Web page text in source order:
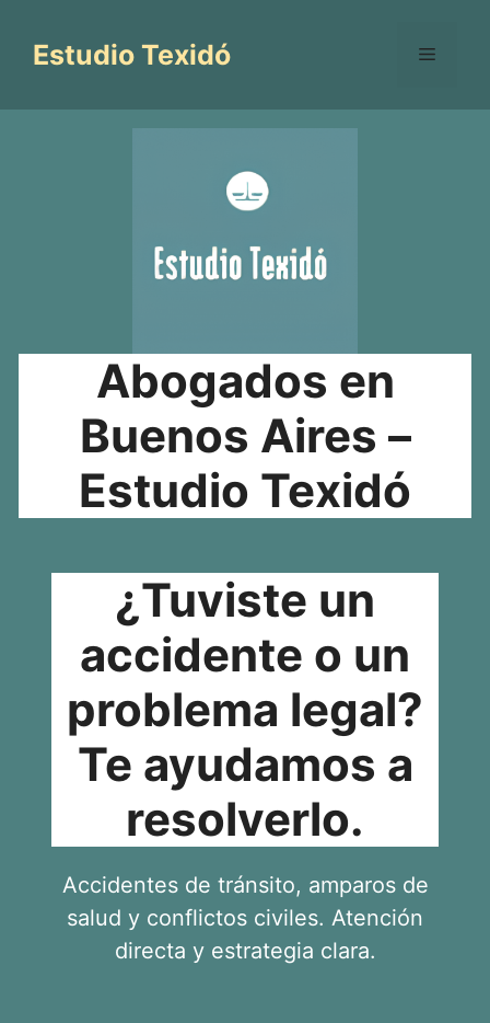
contenido
Estudio Texidó Menú
Abogados en
Buenos Aires –
Estudio Texidó
¿Tuviste un
accidente o un
problema legal?
Te ayudamos a
resolverlo.
Accidentes de tránsito, amparos de
salud y conflictos civiles. Atención
directa y estrategia clara.